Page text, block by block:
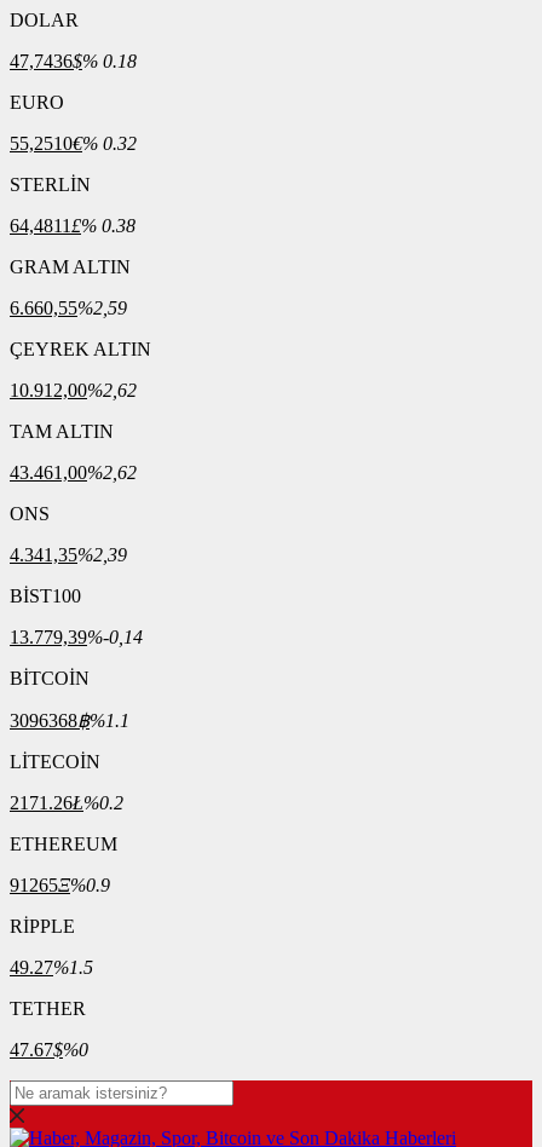
DOLAR
47,7436$% 0.18
EURO
55,2510€% 0.32
STERLİN
64,4811£% 0.38
GRAM ALTIN
6.660,55%2,59
ÇEYREK ALTIN
10.912,00%2,62
TAM ALTIN
43.461,00%2,62
ONS
4.341,35%2,39
BİST100
13.779,39%-0,14
BİTCOİN
3096368฿%1.1
LİTECOİN
2171.26Ł%0.2
ETHEREUM
91265Ξ%0.9
RİPPLE
49.27%1.5
TETHER
47.67$%0